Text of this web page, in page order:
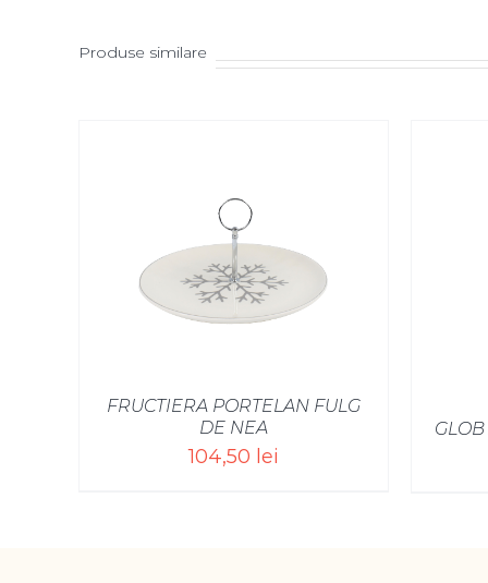
Produse similare
FRUCTIERA PORTELAN FULG
DE NEA
104,50 lei